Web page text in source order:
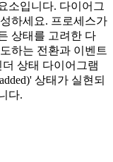
소입니다. 다이어그
하세요. 프로세스가
상태를 고려한 다
하는 전환과 이벤트
상태 다이어그램
상태가 실현되
다.